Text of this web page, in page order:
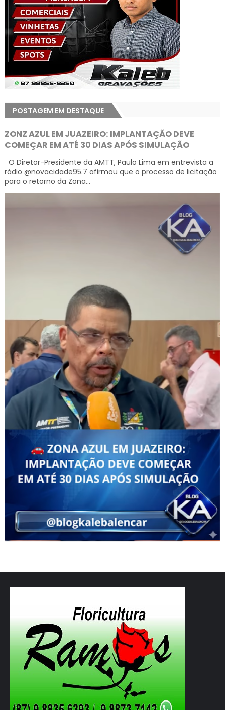
POSTAGEM EM DESTAQUE
ZONZ AZUL EM JUAZEIRO: IMPLANTAÇÃO DEVE
COMEÇAR EM ATÉ 30 DIAS APÓS SIMULAÇÃO
O Diretor-Presidente da AMTT, Paulo Lima em entrevista a
rádio @novacidade95.7 afirmou que o processo de licitação
para o retorno da Zona...